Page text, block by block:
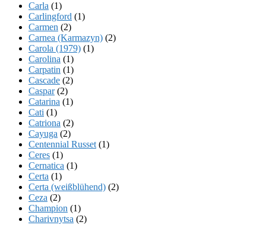
Carla (1)
Carlingford (1)
Carmen (2)
Carnea (Karmazyn) (2)
Carola (1979) (1)
Carolina (1)
Carpatin (1)
Cascade (2)
Caspar(2)
Catarina (1)
Cati (1)
Catriona (2)
Cayuga (2)
Centennial Russet (1)
Ceres (1)
Cernatica (1)
Certa (1)
Certa (weißblühend) (2)
Ceza (2)
Champion (1)
Charivnytsa (2)